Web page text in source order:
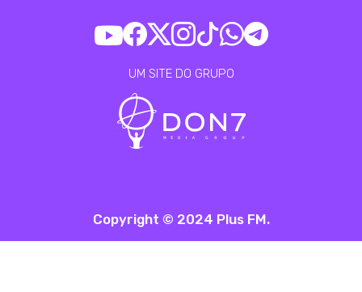
UM SITE DO GRUPO
Copyright © 2024 Plus FM.